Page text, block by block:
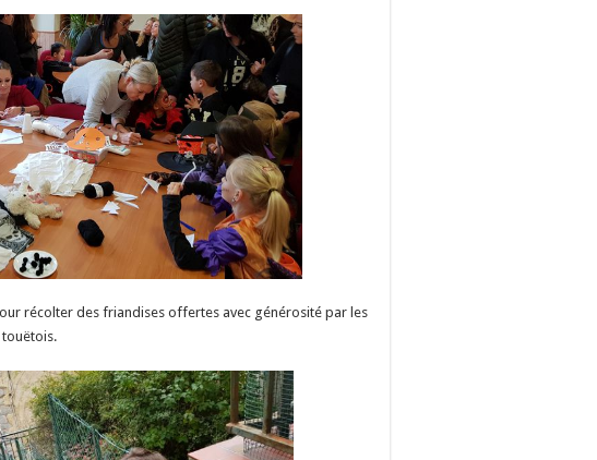
récolter des friandises offertes avec générosité par les
touëtois.